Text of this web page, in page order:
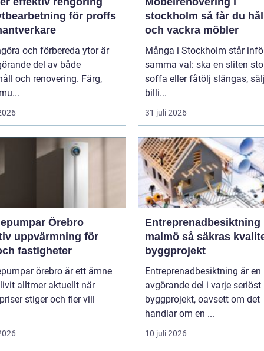
för proffs
och förbereda ytor är
del av både
och renovering. Färg,
stockholm så får du hållbara
och vackra möbler
Många i Stockholm står
samma val: ska en sliten
soffa eller fåtölj slängas,
billi...
31 juli 2026
Örebro
uppvärmning för
fastigheter
örebro är ett ämne
alltmer aktuellt när
stiger och fler vill
Entreprenadbesiktning
malmö så säkras kvaliteten i
byggprojekt
Entreprenadbesiktning är en
avgörande del i varje seriöst
byggprojekt, oavsett om det
handlar om en ...
10 juli 2026